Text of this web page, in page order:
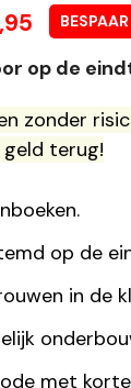
Huidige
prijs
is:
€ 79,95.
op de
zonder
geld terug!
op de
in de
met